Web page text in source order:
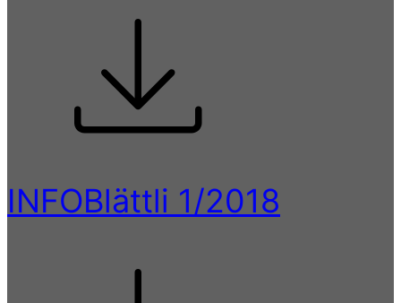
INFOBlättli 1/2018